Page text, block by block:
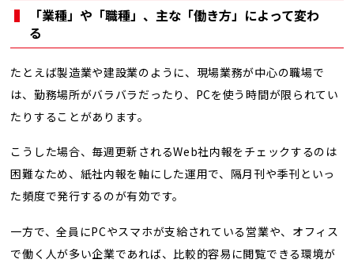
「業種」や「職種」、主な「働き方」によって変わ
る
たとえば製造業や建設業のように、現場業務が中心の職場で
は、勤務場所がバラバラだったり、PCを使う時間が限られてい
たりすることがあります。
こうした場合、毎週更新されるWeb社内報をチェックするのは
困難なため、紙社内報を軸にした運用で、隔月刊や季刊といっ
た頻度で発行するのが有効です。
一方で、全員にPCやスマホが支給されている営業や、オフィス
で働く人が多い企業であれば、比較的容易に閲覧できる環境が